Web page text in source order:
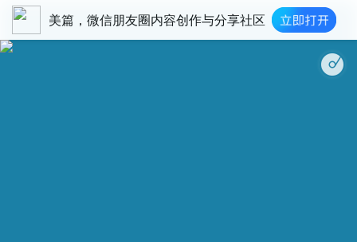
美篇，微信朋友圈内容创作与分享社区
巴赫前奏 - Bach Prelude (C